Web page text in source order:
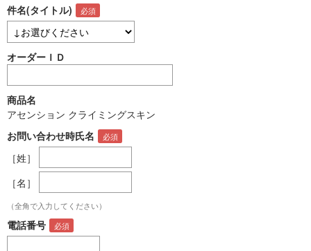
件名(タイトル)
オーダーＩＤ
商品名
アセンション クライミングスキン
お問い合わせ時氏名
［姓］
［名］
（全角で入力してください）
電話番号